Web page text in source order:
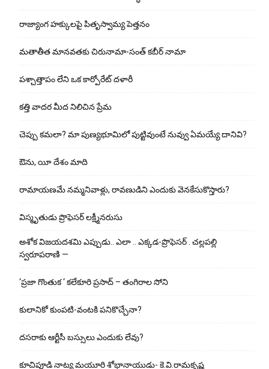
రాజ్యాంగ హక్కులపై పితృస్వామ్య పెత్తనం
మతాతీత మానవతకు చిరునామా-సంత్ కబీర్ నామా
పశ్చాత్తాపం లేని ఒక కార్పోరేట్ దళారీ
కత్తి వాదర మీద నిలిచిన ప్రేమ
చెప్పు క‌మ‌లా? మా పుణ్యభూమిలో పుట్టివుంటే నువ్వు ఏమయ్యే దానివి?
ఔను, యీ దేశం మాది
రామాయణమే నమ్మనివాళ్లు, రావణుడిని ఎందుకు వెనకేసుకొస్తారు?
విస్మృతుడు ప్రొఫెసర్ లక్ష్మీనరుసు
అశోక విజ‌య‌ద‌శ‌మి ఎప్పుడు.. ఎలా .. ఎక్క‌డ‌-ప్రొఫెసర్ . చల్లపల్లి
స్వరూపరాణి —
‘ప్రజా గొంతుక ‘ కలేకూరి ప్రసాద్ – తంగిరాల సోని
కులానికో కుంప‌టి-వంట‌కి ప‌నికొచ్చేనా?
ద‌స‌రాకు ఆర్టీసీ బ‌స్సులు ఎందుకు లేవు?
కూచిపూడి నాట్య మ‌యూరి శోభానాయుడు- కె.వి.రామకృష్ణ